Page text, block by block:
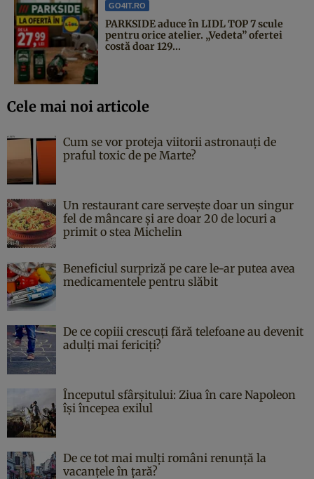
GO4IT.RO
PARKSIDE aduce în LIDL TOP 7 scule
pentru orice atelier. „Vedeta” ofertei
costă doar 129...
Cele mai noi articole
Cum se vor proteja viitorii astronauți de
praful toxic de pe Marte?
Un restaurant care servește doar un singur
fel de mâncare și are doar 20 de locuri a
primit o stea Michelin
Beneficiul surpriză pe care le-ar putea avea
medicamentele pentru slăbit
De ce copiii crescuți fără telefoane au devenit
adulți mai fericiți?
Începutul sfârşitului: Ziua în care Napoleon
îşi începea exilul
De ce tot mai mulți români renunță la
vacanțele în țară?